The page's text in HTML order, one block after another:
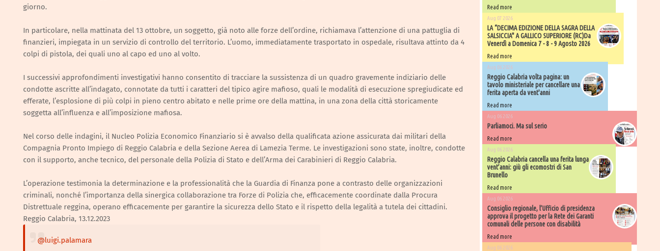
giorno.
In particolare, nella mattinata del 13 ottobre, un soggetto, già noto alle forze dell’ordine, richiamava l’attenzione di una pattuglia di
finanzieri, impiegata in un servizio di controllo del territorio. L’uomo, immediatamente trasportato in ospedale, risultava attinto da 4
colpi di pistola, dei quali uno al capo ed uno al volto.
I successivi approfondimenti investigativi hanno consentito di tracciare la sussistenza di un quadro gravemente indiziario delle
condotte ascritte all’indagato, connotate da tutti i caratteri del tipico agire mafioso, quali le modalità di esecuzione spregiudicate ed
efferate, l’esplosione di più colpi in pieno centro abitato e nelle prime ore della mattina, in una zona della città storicamente
soggetta all’influenza e all’imposizione mafiosa.
Nel corso delle indagini, il Nucleo Polizia Economico Finanziario si è avvalso della qualificata azione assicurata dai militari della
Compagnia Pronto Impiego di Reggio Calabria e della Sezione Aerea di Lamezia Terme. Le investigazioni sono state, inoltre, condotte
con il supporto, anche tecnico, del personale della Polizia di Stato e dell’Arma dei Carabinieri di Reggio Calabria.
L’operazione testimonia la determinazione e la professionalità che la Guardia di Finanza pone a contrasto delle organizzazioni
criminali, nonché l’importanza della sinergica collaborazione tra Forze di Polizia che, efficacemente coordinate dalla Procura
Distrettuale reggina, operano efficacemente per garantire la sicurezza dello Stato e il rispetto della legalità a tutela dei cittadini.
Reggio Calabria, 13.12.2023
@luigi.palamara
Read more
Aug 07 2026
LA “DECIMA EDIZIONE DELLA SAGRA DELLA
SALSICCIA" A GALLICO SUPERIORE (RC)Da
Venerdì a Domenica 7 - 8 - 9 Agosto 2026
Read more
Aug 06 2026
​Reggio Calabria volta pagina: un
tavolo ministeriale per cancellare una
ferita aperta da vent'anni
Read more
Aug 06 2026
Parliamoci. Ma sul serio
Read more
Aug 06 2026
Reggio Calabria cancella una ferita lunga
vent’anni: giù gli ecomostri di San
Brunello
Read more
Aug 06 2026
Consiglio regionale, l’Ufficio di presidenza
approva il progetto per la Rete dei Garanti
comunali delle persone con disabilità
Read more
Aug 06 2026